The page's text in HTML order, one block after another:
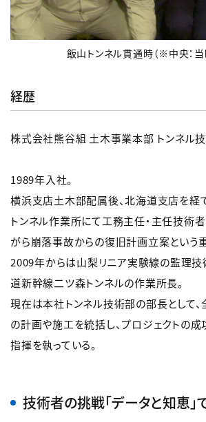
飯山トンネル貫通時（※中央：当
経歴
株式会社熊谷組 土木事業本部 トンネル
1989年入社。
横浜支店土木部配属後、北海道支店を経
トンネル作業所にて工務主任・主任技術
がら崩落事故からの復旧計画立案という重
2009年からは山梨リニア実験線の監理技
道新幹線二ツ森トンネルの作業所長。
現在は本社トンネル技術部の部長として
の計画や施工を統括し、プロジェクトの
指揮を執っている。
技術者の挑戦「データと知恵」